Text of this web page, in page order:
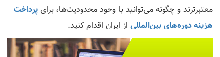
معتبرترند و چگونه می‌توانید با وجود محدودیت‌ها، برای پرداخت
هزینه دوره‌های بین‌المللی از ایران اقدام کنید.